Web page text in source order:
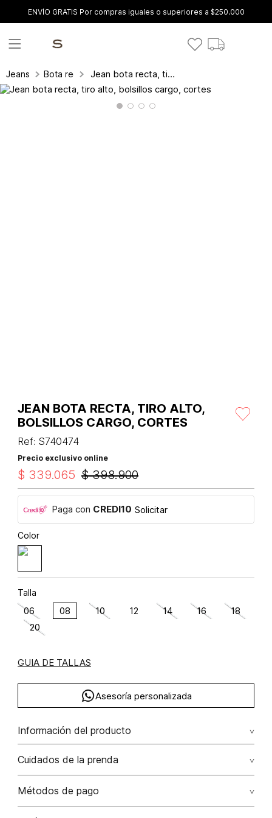
ENVÍO GRATIS Por compras iguales o superiores a $250.000
Jeans Bota recta Jean bota recta, tiro alto, bolsillos cargo, cortes
JEAN BOTA RECTA, TIRO ALTO,
BOLSILLOS CARGO, CORTES
Ref: S740474
Precio exclusivo online
$ 398.900
$ 339.065
Paga con CREDI10 Solicitar
Color
Talla
06 08 10 12 14 16
18
20
GUIA DE TALLAS
Asesoría personalizada
Información del producto
algodón 100%
Cuidados de la prenda
No remojar. no retorcer / ni exprimir. el acabado rústico de
Métodos de pago